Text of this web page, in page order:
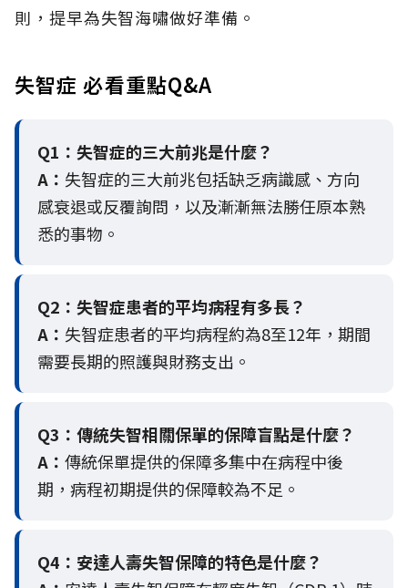
則，提早為失智海嘯做好準備。
失智症 必看重點Q&A
Q1：失智症的三大前兆是什麼？
A： 失智症的三大前兆包括缺乏病識感、方向
感衰退或反覆詢問，以及漸漸無法勝任原本熟
悉的事物。
Q2： 失智症患者的平均病程有多長？
A： 失智症患者的平均病程約為8至12年，期間
需要長期的照護與財務支出。
Q3： 傳統失智相關保單的保障盲點是什麼？
A： 傳統保單提供的保障多集中在病程中後
期，病程初期提供的保障較為不足。
Q4： 安達人壽失智保障的特色是什麼？